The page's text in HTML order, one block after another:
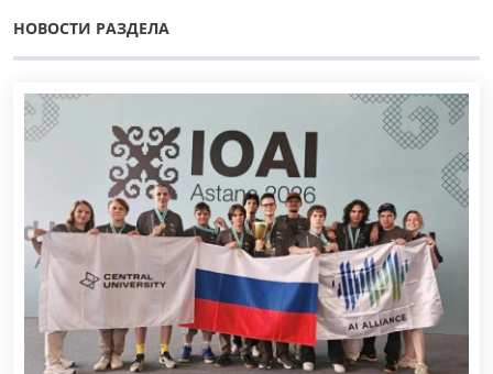
НОВОСТИ РАЗДЕЛА